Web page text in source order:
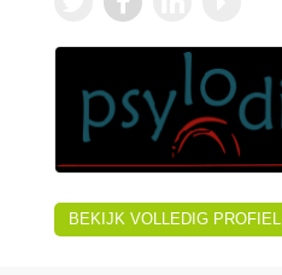
BEKIJK VOLLEDIG PROFIEL